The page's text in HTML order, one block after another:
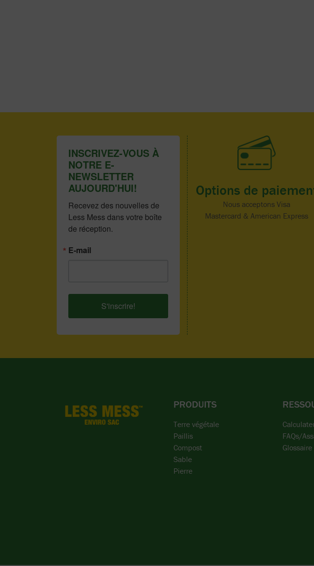
INSCRIVEZ-VOUS À
NOTRE E-
NEWSLETTER
AUJOURD'HUI!
Recevez des nouvelles de
Less Mess dans votre boîte
de réception.
E-mail
S'inscrire!
Options de
Nous acceptons Visa
Mastercard & American Express
PRODUITS
Terre végétale
Paillis
Compost
Sable
Pierre
FAQs/